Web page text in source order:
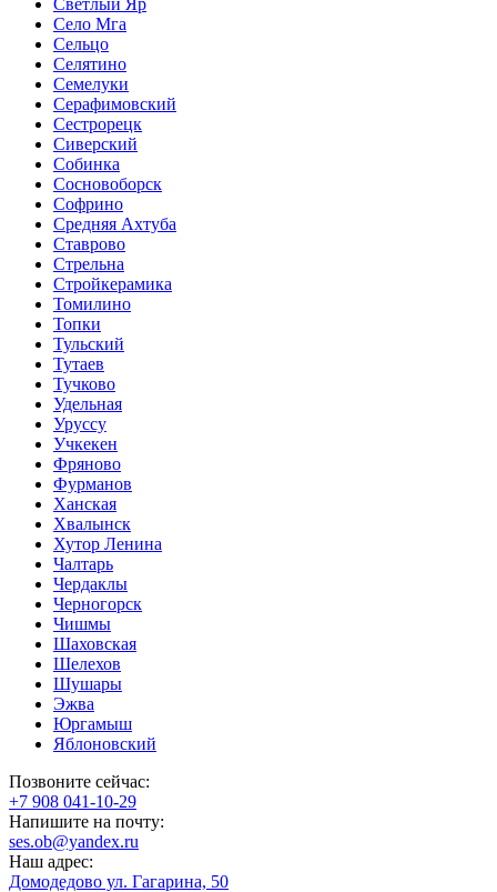
Село Мга
Сельцо
Селятино
Семелуки
Серафимовский
Сестрорецк
Сиверский
Собинка
Сосновоборск
Софрино
Средняя Ахтуба
Ставрово
Стрельна
Стройкерамика
Томилино
Топки
Тульский
Тутаев
Тучково
Удельная
Уруссу
Учкекен
Фряново
Фурманов
Ханская
Хвалынск
Хутор Ленина
Чалтарь
Чердаклы
Черногорск
Чишмы
Шаховская
Шелехов
Шушары
Эжва
Юргамыш
Яблоновский
Позвоните сейчас:
‪+7 908 041-10-29
Напишите на почту:
ses.ob@yandex.ru
Наш адрес:
Домодедово ул. Гагарина, 50